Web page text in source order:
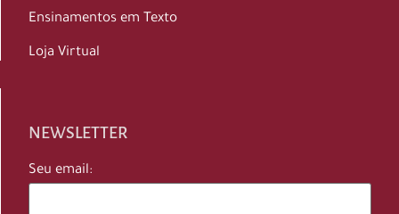
Ensinamentos em Texto
Loja Virtual
NEWSLETTER
Seu email: